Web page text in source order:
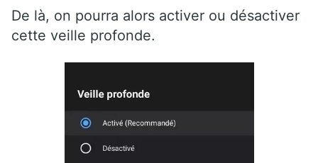
De là, on pourra alors activer ou désactiver
cette veille profonde.